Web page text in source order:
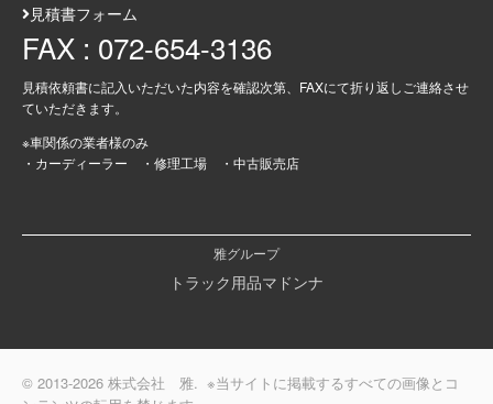
見積書フォーム
FAX : 072-654-3136
見積依頼書に記入いただいた内容を確認次第、FAXにて折り返しご連絡させ
ていただきます。
※車関係の業者様のみ
・カーディーラー ・修理工場 ・中古販売店
雅グループ
トラック用品マドンナ
© 2013-2026 株式会社 雅. ※当サイトに掲載するすべての画像とコ